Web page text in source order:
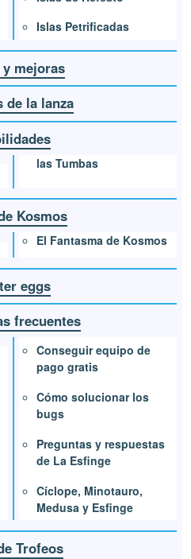
Islas Petrificadas
mejoras
de la lanza
las Tumbas
Kosmos
El Fantasma de Kosmos
eggs
frecuentes
Conseguir equipo de
pago gratis
Cómo solucionar los
bugs
Preguntas y respuestas
de La Esfinge
Cíclope, Minotauro,
Medusa y Esfinge
Trofeos